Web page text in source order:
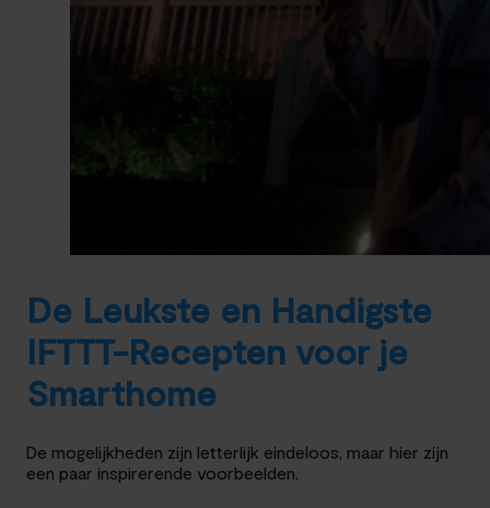
De Leukste en Handigste
IFTTT-Recepten voor je
Smarthome
De mogelijkheden zijn letterlijk eindeloos, maar hier zijn
een paar inspirerende voorbeelden.